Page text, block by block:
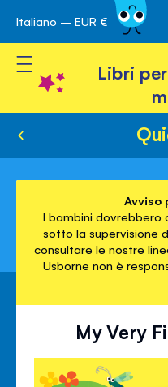
Skip
to
Content
Italiano – EUR €
Toggle Nav
Libri
Avviso
I bambini dovrebbero
sotto la supervisione
consultare le nostre
Usborne non è
My Very